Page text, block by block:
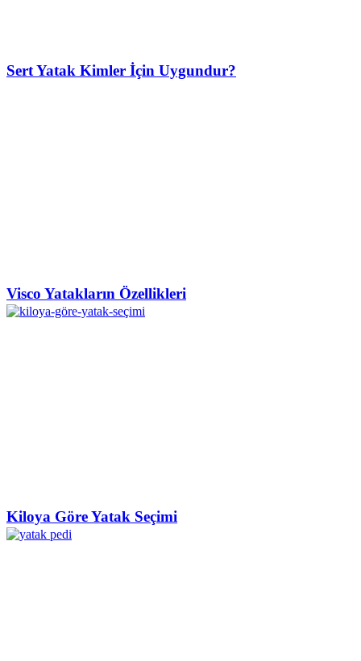
Sert Yatak Kimler İçin Uygundur?
Visco Yatakların Özellikleri
Kiloya Göre Yatak Seçimi